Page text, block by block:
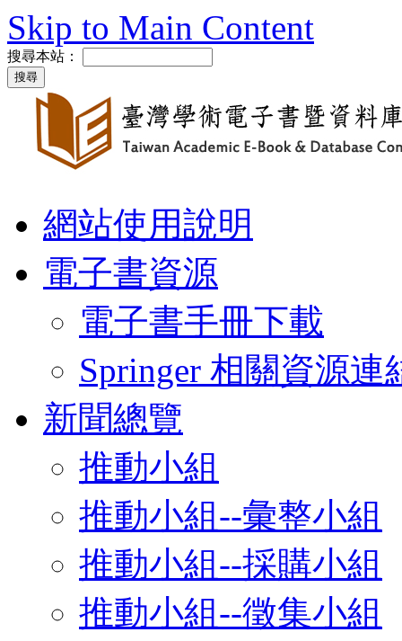
Skip to Main Content
搜尋本站：
網站使用說明
電子書資源
電子書手冊下載
Springer 相關資源連
新聞總覽
推動小組
推動小組--彙整小組
推動小組--採購小組
推動小組--徵集小組